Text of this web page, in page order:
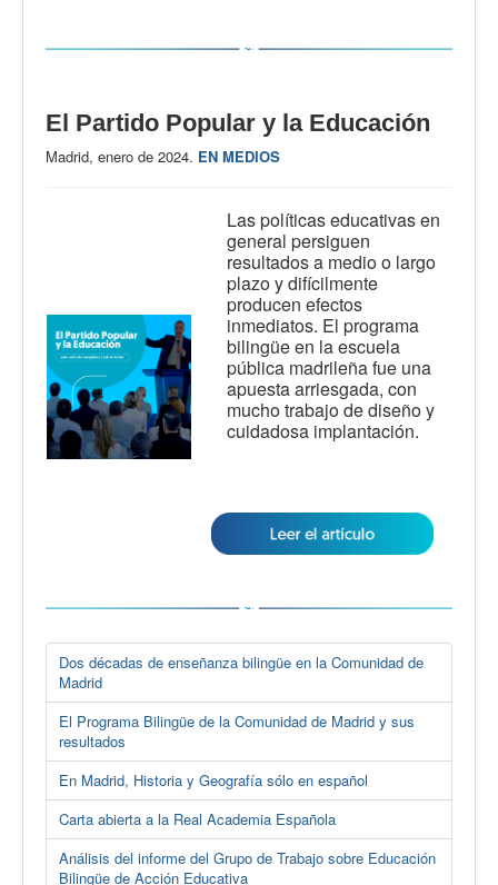
El Partido Popular y la Educación
Madrid, enero de 2024. EN MEDIOS
Las políticas educativas en
general persiguen
resultados a medio o largo
plazo y difícilmente
producen efectos
inmediatos. El programa
bilingüe en la escuela
pública madrileña fue una
apuesta arriesgada, con
mucho trabajo de diseño y
cuidadosa implantación.
Dos décadas de enseñanza bilingüe en la Comunidad de
Madrid
El Programa Bilingüe de la Comunidad de Madrid y sus
resultados
En Madrid, Historia y Geografía sólo en español
Carta abierta a la Real Academia Española
Análisis del informe del Grupo de Trabajo sobre Educación
Bilingüe de Acción Educativa